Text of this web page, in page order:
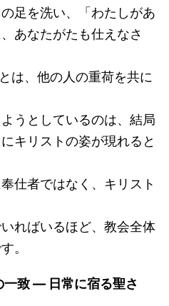
足を洗い、「わたしがあ
あなたがたも仕えなさ
は、他の人の重荷を共に
うとしているのは、結局
キリストの姿が現れると
仕者ではなく、キリスト
ればいるほど、教会全体
。
致 ― 日常に宿る聖さ